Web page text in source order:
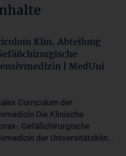
Klin. Abteilung
| MedUni
Curriculum der
Die Klinische
, Gefäßchirurgische
der Universitätsklin...